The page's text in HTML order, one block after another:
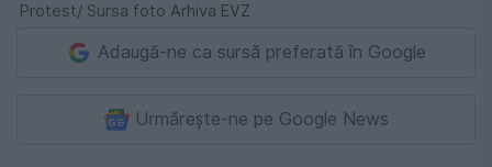
Protest/ Sursa foto Arhiva EVZ
Adaugă-ne ca sursă preferată în Google
Urmărește-ne pe Google News